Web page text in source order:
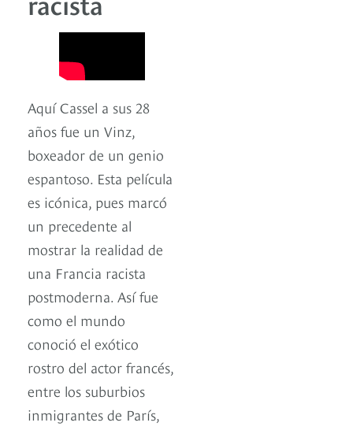
Aquí Cassel a sus 28
años fue un Vinz,
boxeador de un genio
espantoso. Esta película
es icónica, pues marcó
un precedente al
mostrar la realidad de
una Francia racista
postmoderna. Así fue
como el mundo
conoció el exótico
rostro del actor francés,
entre los suburbios
inmigrantes de París,